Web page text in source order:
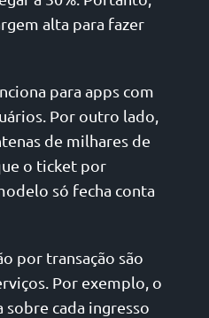
alta para fazer
para apps com
Por outro lado,
de milhares de
o ticket por
só fecha conta
por transação são
Por exemplo, o
sobre cada ingresso